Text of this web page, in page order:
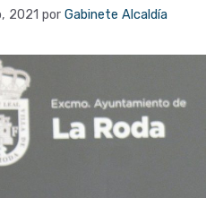
2021 por Gabinete Alcaldía